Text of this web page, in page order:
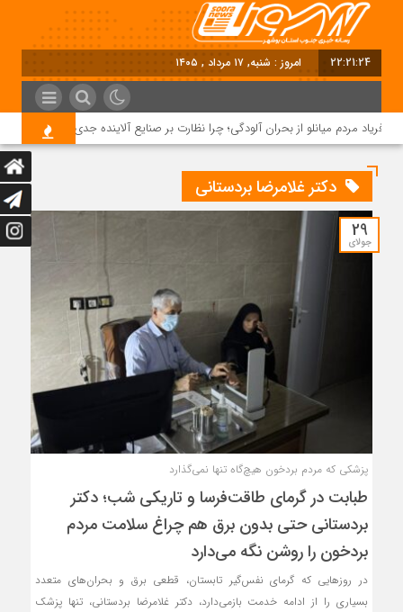
22:21:24 امروز : شنبه, ۱۷ مرداد , ۱۴۰۵
فریاد مردم میانلو از بحران آلودگی؛ چرا نظارت بر صنایع آلاینده جدی نیست؟
دکتر غلامرضا بردستانی
29
جولای
پزشکی که مردم بردخون هیچ‌گاه تنها نمی‌گذارد
طبابت در گرمای طاقت‌فرسا و تاریکی شب؛ دکتر
بردستانی حتی بدون برق هم چراغ سلامت مردم
بردخون را روشن نگه می‌دارد
در روزهایی که گرمای نفس‌گیر تابستان، قطعی برق و بحران‌های متعدد
بسیاری را از ادامه خدمت بازمی‌دارد، دکتر غلامرضا بردستانی، تنها پزشک